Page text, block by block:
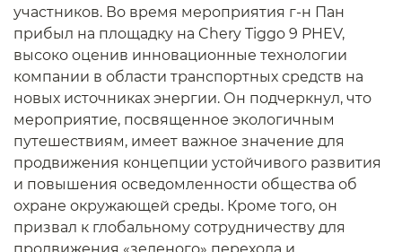
участников. Во время мероприятия г-н Пан
прибыл на площадку на Chery Tiggo 9 PHEV,
высоко оценив инновационные технологии
компании в области транспортных средств на
новых источниках энергии. Он подчеркнул, что
мероприятие, посвященное экологичным
путешествиям, имеет важное значение для
продвижения концепции устойчивого развития
и повышения осведомленности общества об
охране окружающей среды. Кроме того, он
призвал к глобальному сотрудничеству для